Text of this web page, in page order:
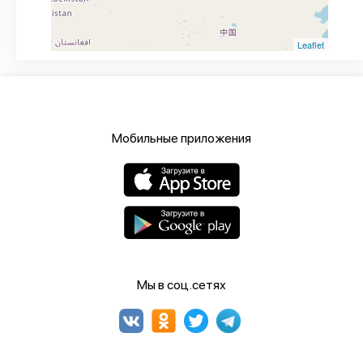
Leaflet
Мобильные приложения
Мы в соц.сетях